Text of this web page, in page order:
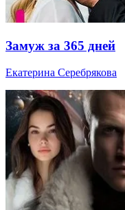
Замуж за 365 дней
Екатерина Серебрякова